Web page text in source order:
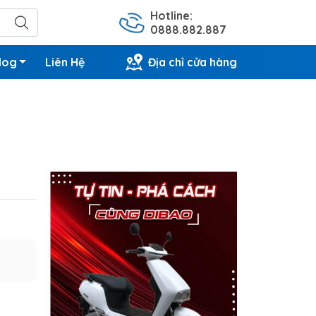
Hotline:
0888.882.887
Liên Hệ Địa chỉ cửa hàng